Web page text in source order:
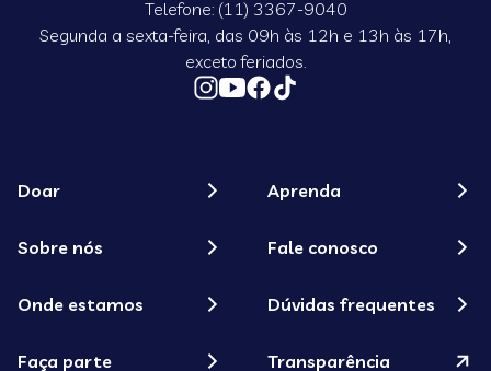
Telefone: (11) 3367-9040
Segunda a sexta-feira, das 09h às 12h e 13h às 17h,
exceto feriados.
Doar
Sobre nós
Onde estamos
Faça parte
Aprenda
Fale conosco
Dúvidas frequentes
Transparência